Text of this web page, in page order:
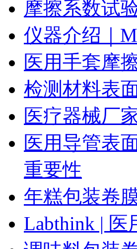
摩擦系数试
仪器介绍｜
医用手套摩
检测材料表
医疗器械厂
医用导管表
重要性
年糕包装卷
Labthink |